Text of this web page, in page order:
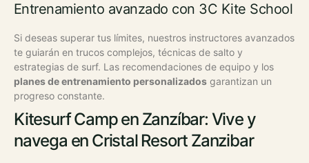
Entrenamiento avanzado con 3C Kite School
Si deseas superar tus límites, nuestros instructores avanzados
te guiarán en trucos complejos, técnicas de salto y
estrategias de surf. Las recomendaciones de equipo y los
planes de entrenamiento personalizados garantizan un
progreso constante.
Kitesurf Camp en Zanzíbar: Vive y
navega en Cristal Resort Zanzibar